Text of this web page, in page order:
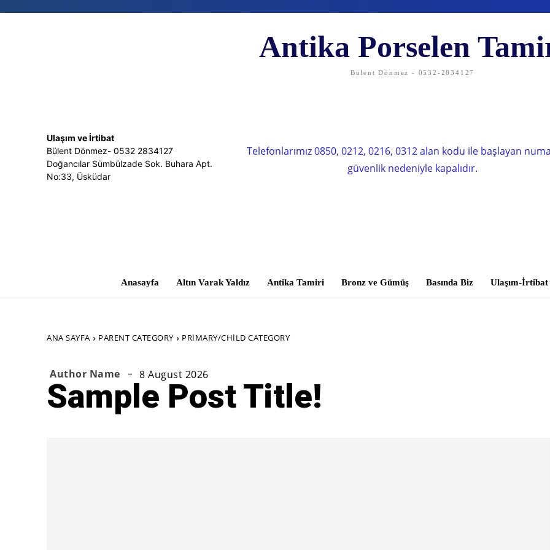
Antika Porselen
Bülent Dönmez - 0532-2834127
Ulaşım ve İrtibat
Bülent Dönmez- 0532 2834127
Doğancılar Sümbülzade Sok. Buhara Apt.
No:33, Üsküdar
Telefonlarımız 0850, 0212, 0216, 0312 alan kodu ile başlayan
güvenlik nedeniyle kapalıdır.
Anasayfa Altın Varak Yaldız Antika Tamiri Bronz ve Gümüş Basında Biz Ulaşım-İrtibat
ANA SAYFA PARENT CATEGORY PRIMARY/CHILD CATEGORY
Author Name 8 August 2026
Sample Post Title!